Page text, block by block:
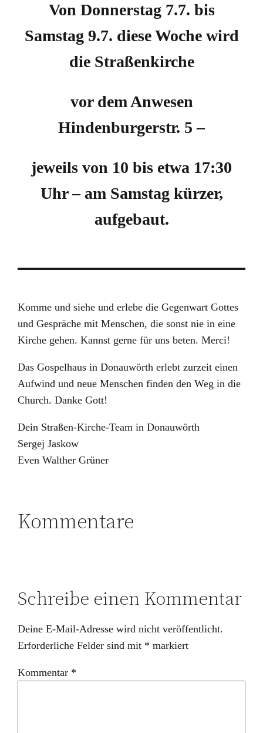
Von Donnerstag 7.7. bis
Samstag 9.7. diese Woche wird
die Straßenkirche
vor dem Anwesen
Hindenburgerstr. 5 –
jeweils von 10 bis etwa 17:30
Uhr – am Samstag kürzer,
aufgebaut.
Komme und siehe und erlebe die Gegenwart Gottes
und Gespräche mit Menschen, die sonst nie in eine
Kirche gehen. Kannst gerne für uns beten. Merci!
Das Gospelhaus in Donauwörth erlebt zurzeit einen
Aufwind und neue Menschen finden den Weg in die
Church. Danke Gott!
Dein Straßen-Kirche-Team in Donauwörth
Sergej Jaskow
Even Walther Grüner
Kommentare
Schreibe einen Kommentar
Deine E-Mail-Adresse wird nicht veröffentlicht.
Erforderliche Felder sind mit * markiert
Kommentar *